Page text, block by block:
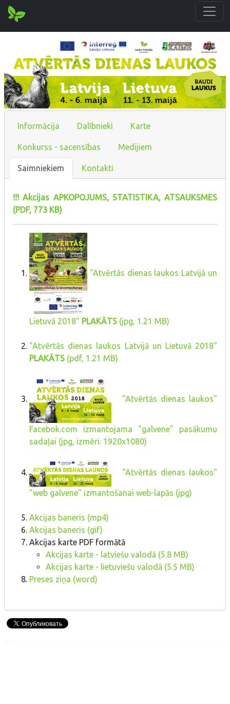
Informācija Dalībnieki Karte
Konkurss - sacensības Medijiem
Saimniekiem Kontakti
!!! Akcijas APKOPOJUMS, STATISTIKA, ATSAUKSMES
(PDF, 773 KB)
"Atvērtās dienas laukos Latvijā un
Lietuvā 2018" PLAKĀTS (jpg, 1.21 MB)
"Atvērtās dienas laukos Latvijā un Lietuvā 2018"
PLAKĀTS (pdf, 1.21 MB)
"Atvērtās dienas laukos"
Facebok.com izmantojama "galvene" pasākumu
sadaļai (jpg, izmēri: 1920x1080)
"Atvērtās dienas laukos"
"web galvene" izmantošanai web-lapās (jpg)
Akcijas baneris (mp4)
Akcijas baneris (gif)
Akcijas karte PDF formātā
Akcijas karte - latviešu valodā (5.8 MB)
Akcijas karte - lietuviešu valodā (5.5 MB)
Preses ziņa (word)